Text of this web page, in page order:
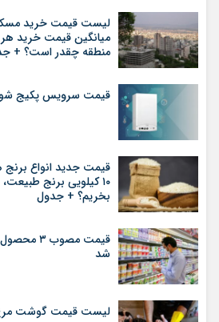
میانگین قیمت خرید هر
منطقه چقدر است؟ +
قیمت سرویس پکیج شوفاژ
۱۰ کیلویی برنج
بخریم؟ + جدول
قیمت
شد
لیست قیمت گوشت مرغ